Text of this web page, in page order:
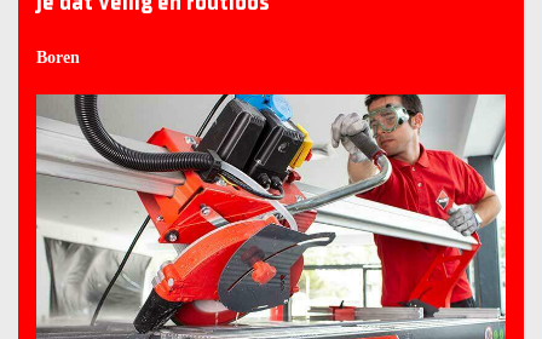
Boren